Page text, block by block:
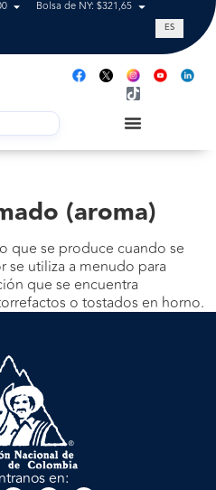
Bolsa de NY: $321,65 Tasa de
ES
(aroma)
que se produce cuando se
se utiliza a menudo para
que se encuentra
o tostados en horno.
en: